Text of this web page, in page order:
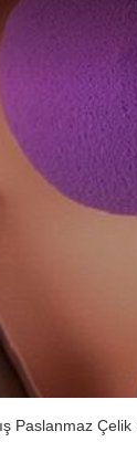
Paslanmaz Çelik